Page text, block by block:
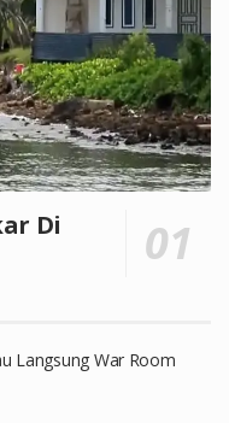
Di
Langsung War Room